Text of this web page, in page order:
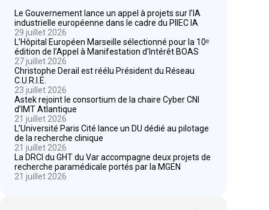
Le Gouvernement lance un appel à projets sur l’IA
industrielle européenne dans le cadre du PIIEC IA
29 juillet 2026
L’Hôpital Européen Marseille sélectionné pour la 10ᵉ
édition de l’Appel à Manifestation d’Intérêt BOAS
27 juillet 2026
Christophe Derail est réélu Président du Réseau
C.U.R.I.E.
23 juillet 2026
Astek rejoint le consortium de la chaire Cyber CNI
d’IMT Atlantique
21 juillet 2026
L’Université Paris Cité lance un DU dédié au pilotage
de la recherche clinique
21 juillet 2026
La DRCI du GHT du Var accompagne deux projets de
recherche paramédicale portés par la MGEN
21 juillet 2026